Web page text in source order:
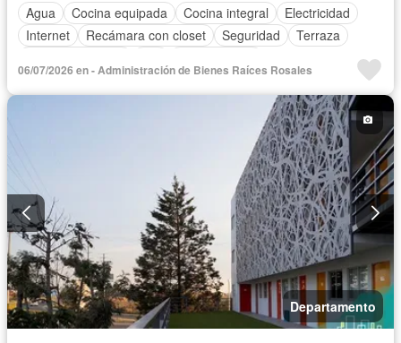
Agua
Cocina equipada Cocina integral
Electricidad
Internet
Recámara con closet Seguridad
Terraza
Completamente amueblado
06/07/2026 en - Administración de Bienes Raíces Rosales
Departamento